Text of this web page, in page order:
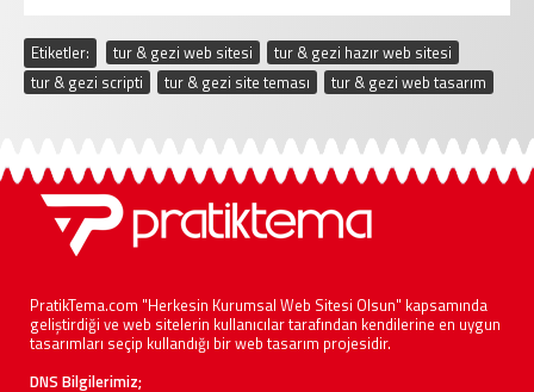
Etiketler: tur & gezi web sitesi tur & gezi hazır web sitesi
tur & gezi scripti
tur & gezi site teması tur & gezi web tasarım
PratikTema.com "Herkesin Kurumsal Web Sitesi Olsun" kapsamında
geliştirdiği ve web sitelerin kullanıcılar tarafından kendilerine en uygun
tasarımları seçip kullandığı bir web tasarım projesidir.
DNS Bilgilerimiz;